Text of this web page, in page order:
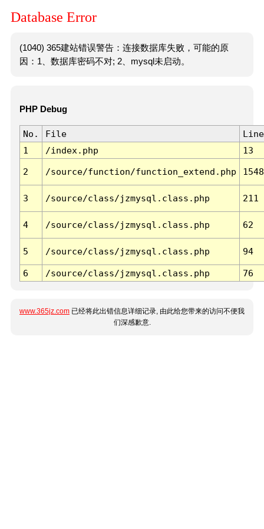
Database Error
(1040) 365建站错误警告：连接数据库失败，可能的原
因：1、数据库密码不对; 2、mysql未启动。
PHP Debug
No. File
Line
1
/index.php 13
2 /source/function/function_extend.php 1548
3 /source/class/jzmysql.class.php 211
4 /source/class/jzmysql.class.php 62
5 /source/class/jzmysql.class.php 94
6 /source/class/jzmysql.class.php 76
www.365jz.com 已经将此出错信息详细记录, 由此给您带来的访问不便我
们深感歉意.